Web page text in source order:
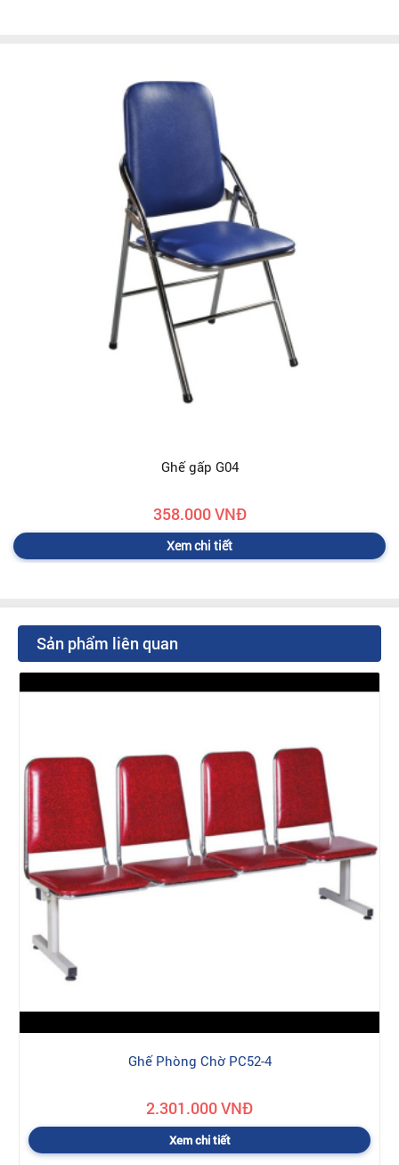
Ghế gấp G04
358.000 VNĐ
Xem chi tiết
Sản phẩm liên quan
Ghế Phòng Chờ PC52-4
2.301.000 VNĐ
Xem chi tiết